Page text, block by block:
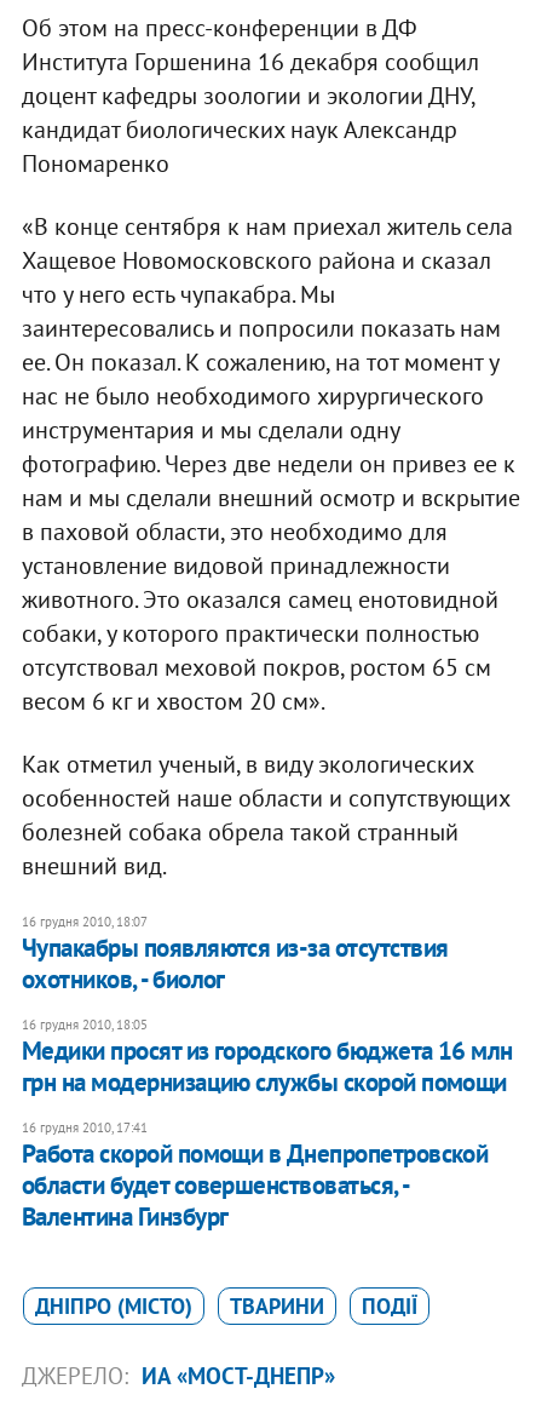
Об этом на пресс-конференции в ДФ
Института Горшенина 16 декабря сообщил
доцент кафедры зоологии и экологии ДНУ,
кандидат биологических наук Александр
Пономаренко
«В конце сентября к нам приехал житель села
Хащевое Новомосковского района и сказал
что у него есть чупакабра. Мы
заинтересовались и попросили показать нам
ее. Он показал. К сожалению, на тот момент у
нас не было необходимого хирургического
инструментария и мы сделали одну
фотографию. Через две недели он привез ее к
нам и мы сделали внешний осмотр и вскрытие
в паховой области, это необходимо для
установление видовой принадлежности
животного. Это оказался самец енотовидной
собаки, у которого практически полностью
отсутствовал меховой покров, ростом 65 см
весом 6 кг и хвостом 20 см».
Как отметил ученый, в виду экологических
особенностей наше области и сопутствующих
болезней собака обрела такой странный
внешний вид.
16 грудня 2010, 18:07
Чупакабры появляются из-за отсутствия
охотников, - биолог
16 грудня 2010, 18:05
Медики просят из городского бюджета 16 млн
грн на модернизацию службы скорой помощи
16 грудня 2010, 17:41
Работа скорой помощи в Днепропетровской
области будет совершенствоваться, -
Валентина Гинзбург
ДНІПРО (МІСТО) ТВАРИНИ ПОДІЇ
ДЖЕРЕЛО: ИА «МОСТ-ДНЕПР»